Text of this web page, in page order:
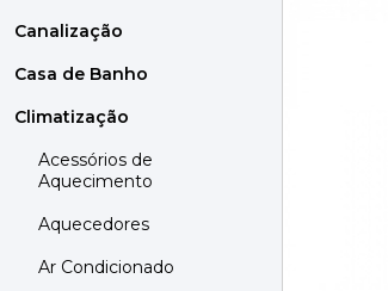
CLIMATIZAÇÃO
COZINHA
ELETRICIDADE
FERRAGENS
FERRAMENTAS
JARDIM
MATERIAIS DE CONSTRUÇÃO
Canalização
Casa de Banho
Climatização
Acessórios de
Aquecimento
Aquecedores
Ar Condicionado